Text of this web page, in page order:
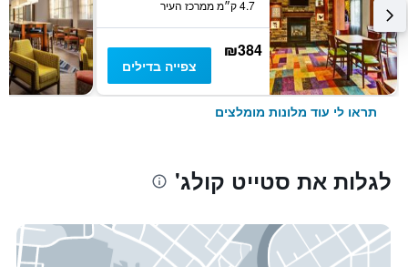
4.7 ק״מ ממרכז העיר
₪384
צפייה בדילים
תראו לי עוד מלונות מומלצים
לגלות את סטייט קולג'